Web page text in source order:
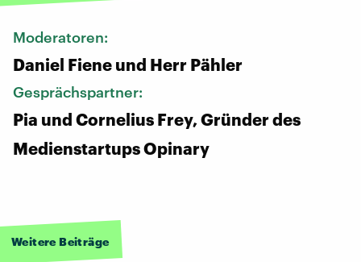
Moderatoren:
Daniel Fiene und Herr Pähler
Gesprächspartner:
Pia und Cornelius Frey, Gründer des
Medienstartups Opinary
Weitere Beiträge